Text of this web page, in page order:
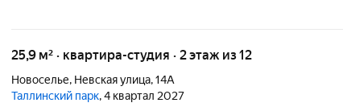
25,9 м² · квартира-студия · 2 этаж из 12
Новоселье, Невская улица,14А
Таллинский парк, 4 квартал 2027